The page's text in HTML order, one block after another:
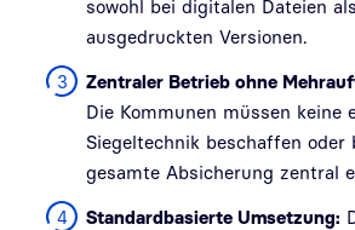
sowohl bei digitalen Dateien
ausgedruckten Versionen.
Zentraler Betrieb ohne
Die Kommunen müssen keine
Siegeltechnik beschaffen oder
gesamte Absicherung zentral
Standardbasierte Umsetzung: